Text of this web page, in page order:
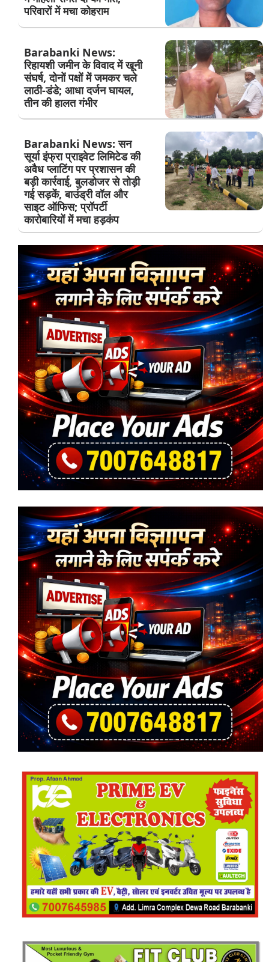
परिवारों में मचा कोहराम
Barabanki News:
रिहायशी जमीन के विवाद में खूनी
संघर्ष, दोनों पक्षों में जमकर चले
लाठी-डंडे; आधा दर्जन घायल,
तीन की हालत गंभीर
Barabanki News: सन
सूर्या इंफ्रा प्राइवेट लिमिटेड की
अवैध प्लाटिंग पर प्रशासन की
बड़ी कार्रवाई, बुलडोजर से तोड़ी
गई सड़कें, बाउंड्री वॉल और
साइट ऑफिस; प्रॉपर्टी
कारोबारियों में मचा हड़कंप